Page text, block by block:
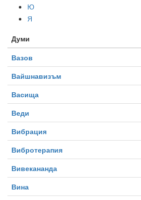
Ю
Я
Думи
Вазов
Вайшнавизъм
Васища
Веди
Вибрация
Вибротерапия
Вивекананда
Вина